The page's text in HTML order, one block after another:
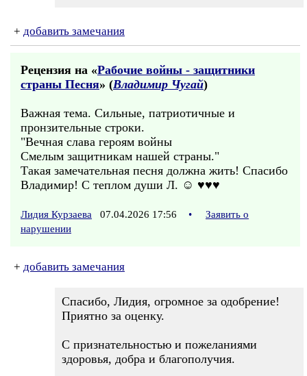
+ добавить замечания
Рецензия на «Рабочие войны - защитники
страны Песня» (Владимир Чугай)
Важная тема. Сильные, патриотичные и
пронзительные строки.
"Вечная слава героям войны
Смелым защитникам нашей страны."
Такая замечательная песня должна жить! Спасибо
Владимир! С теплом души Л. ☺ ♥♥♥
Лидия Курзаева 07.04.2026 17:56 •
Заявить о
нарушении
+ добавить замечания
Спасибо, Лидия, огромное за одобрение!
Приятно за оценку.
С признательностью и пожеланиями
здоровья, добра и благополучия.